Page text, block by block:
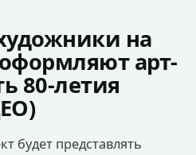
на
арт-
80-летия
будет представлять